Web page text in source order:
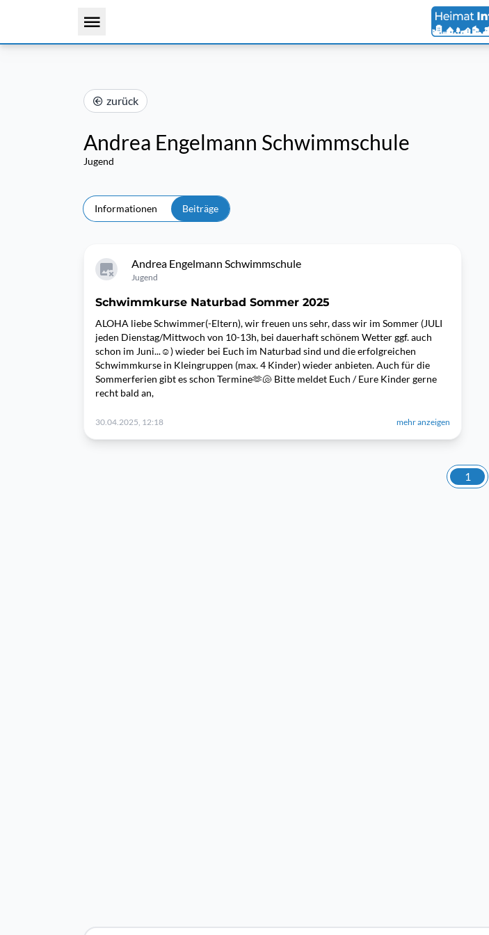
zurück
Andrea Engelmann Schwimmschule
Jugend
Informationen Beiträge
Andrea Engelmann Schwimmschule
Jugend
Schwimmkurse Naturbad Sommer 2025
ALOHA liebe Schwimmer(-Eltern), wir freuen uns sehr, dass wir im Sommer (JULI
jeden Dienstag/Mittwoch von 10-13h, bei dauerhaft schönem Wetter ggf. auch
schon im Juni...☺️) wieder bei Euch im Naturbad sind und die erfolgreichen
Schwimmkurse in Kleingruppen (max. 4 Kinder) wieder anbieten. Auch für die
Sommerferien gibt es schon Termine🫶🐚 Bitte meldet Euch / Eure Kinder gerne
recht bald an,
30.04.2025, 12:18 mehr anzeigen
1